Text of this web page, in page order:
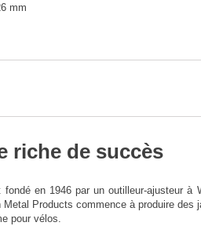
mm
riche de succès
en 1946 par un outilleur-ajusteur
Products commence à produire
pour vélos.